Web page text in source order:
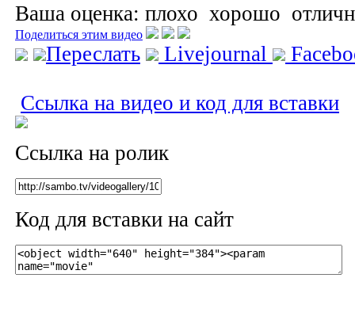
Ваша оценка: плохо хорошо
Поделиться этим видео
Переслать Livejournal
Ссылка на видео и код для вставки
Ссылка на ролик
Код для вставки на сайт